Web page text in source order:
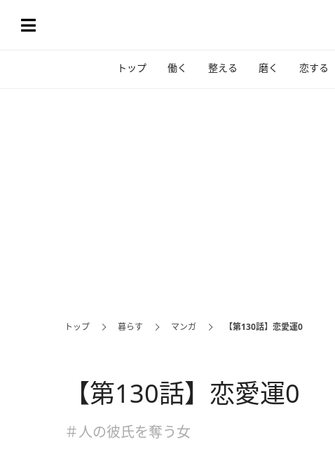
トップ 働く 整える 磨く 恋する
トップ 暮らす マンガ 【第130話】恋愛運0
【第130話】恋愛運0
＃人の彼氏を奪う女